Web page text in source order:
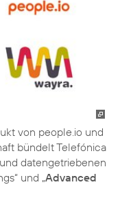
von people.io und
bündelt Telefónica
datengetriebenen
und „Advanced